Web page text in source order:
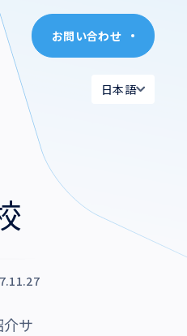
お問い合わせ
日本語
お問い合わせ
日本語
サ